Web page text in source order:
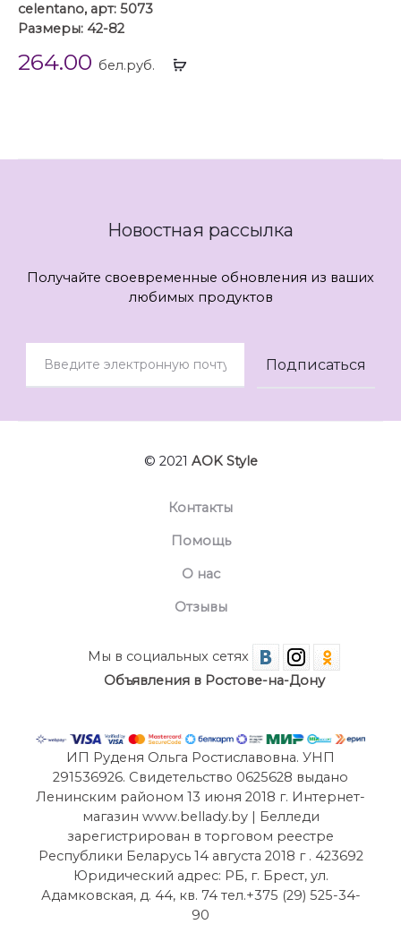
Выбрать
celentano, арт: 5073
Размеры: 42-82
264.00 бел.руб.
Новостная рассылка
Получайте своевременные обновления из ваших
любимых продуктов
© 2021 AOK Style
Контакты
Помощь
О нас
Отзывы
Мы в социальных сетях
Объявления в Ростове-на-Дону
ИП Руденя Ольга Ростиславовна. УНП
291536926. Свидетельство 0625628 выдано
Ленинским районом 13 июня 2018 г. Интернет-
магазин www.bellady.by | Белледи
зарегистрирован в торговом реестре
Республики Беларусь 14 августа 2018 г . 423692
Юридический адрес: РБ, г. Брест, ул.
Адамковская, д. 44, кв. 74 тел.+375 (29) 525-34-
90